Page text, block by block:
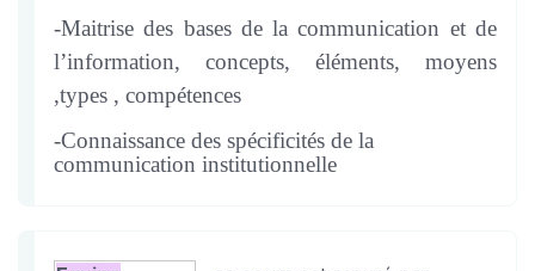
-Maitrise des bases de la communication et de
l’information, concepts, éléments, moyens
,types , compétences
-Connaissance des spécificités de la
communication institutionnelle